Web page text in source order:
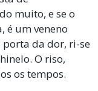
muito, e se o
é um veneno
porta da dor, ri-se
O riso,
os tempos.